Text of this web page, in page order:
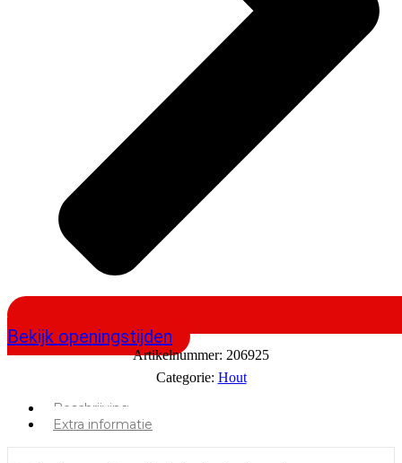
Bekijk openingstijden
Artikelnummer: 206925
Categorie: Hout
Beschrijving
Extra informatie